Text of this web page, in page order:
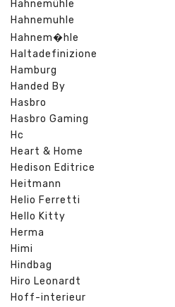
Hahnemühle
Hahnemuhle
Hahnem�hle
Haltadefinizione
Hamburg
Handed By
Hasbro
Hasbro Gaming
Hc
Heart & Home
Hedison Editrice
Heitmann
Helio Ferretti
Hello Kitty
Herma
Himi
Hindbag
Hiro Leonardt
Hoff-interieur